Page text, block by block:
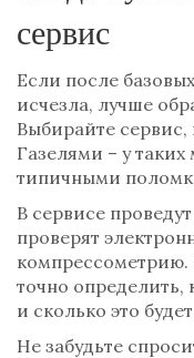
сервис
Если после
исчезла, лучше
Выбирайте
Газелями – у таких
типичными
В сервисе
проверят
компрессометрию.
точно определить,
и сколько это
Не забудьте